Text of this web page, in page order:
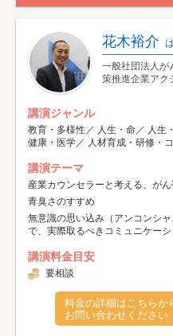
花木裕介
一般社団法人
策推進企業ア
講演ジャンル
教育・多様性／ 人生・命／ 人生
健康・医学／ 人材育成・研修・
講演テーマ
産業カウンセラーと考える、が
青臭さのすすめ
無意識の思い込み（アンコンシ
で、実際取るべきコミュニケー
講演料金目安
要相談
料金の詳細はこちらか
お問い合わせください